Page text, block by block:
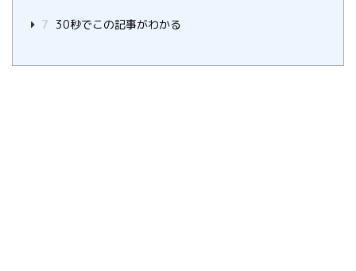
7 30秒でこの記事がわかる